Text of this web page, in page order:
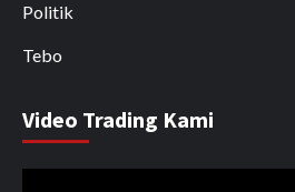
Politik
Tebo
Video Trading Kami